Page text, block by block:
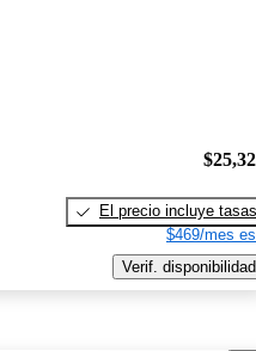
El precio incluye tasas
$469/mes
Verif. disponibilidad